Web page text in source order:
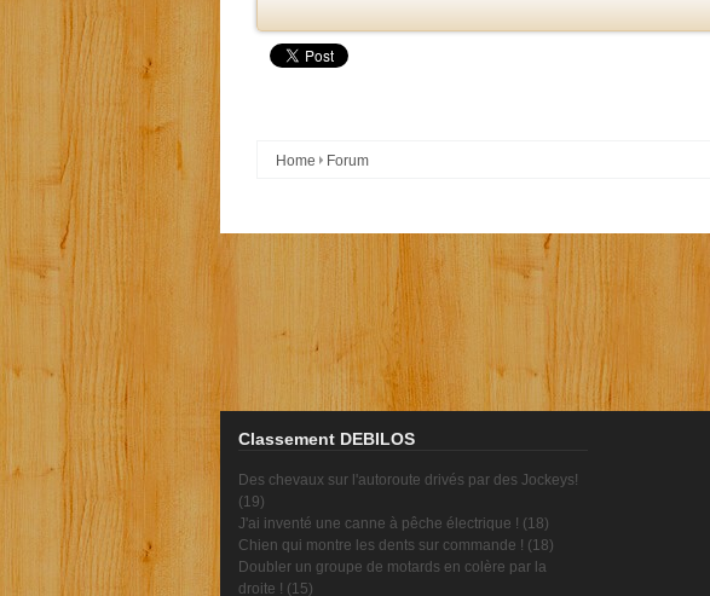
Home Forum
Classement DEBILOS
Des chevaux sur l'autoroute drivés par des Jockeys!
(19)
J'ai inventé une canne à pêche électrique ! (18)
Chien qui montre les dents sur commande ! (18)
Doubler un groupe de motards en colère par la
droite ! (15)